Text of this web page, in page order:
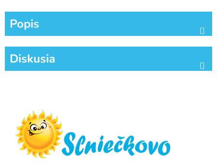
Popis
Diskusia